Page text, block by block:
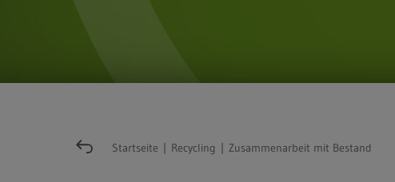
Startseite | Recycling | Zusammenarbeit mit Bestand